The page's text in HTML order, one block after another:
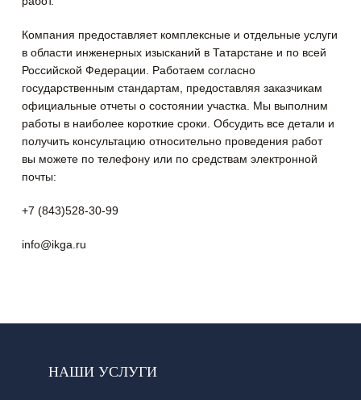
Компания предоставляет комплексные и отдельные услуги
в области инженерных изысканий в Татарстане и по всей
Российской Федерации. Работаем согласно
государственным стандартам, предоставляя заказчикам
официальные отчеты о состоянии участка. Мы выполним
работы в наиболее короткие сроки. Обсудить все детали и
получить консультацию относительно проведения работ
вы можете по телефону или по средствам электронной
почты:
+7 (843)528-30-99
info@ikga.ru
НАШИ УСЛУГИ